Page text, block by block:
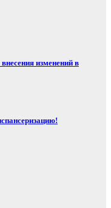
изменений в